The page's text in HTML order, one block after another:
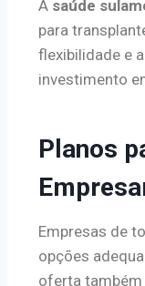
A saúde
para
flexibilidade e
investimento
Planos
Empresas de
opções
oferta